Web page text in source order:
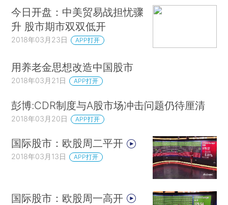
今日开盘：中美贸易战担忧骤
升 股市期市双双低开
2018年03月23日 APP打开
用养老金思想改造中国股市
2018年03月21日 APP打开
彭博:CDR制度与A股市场冲击问题仍待厘清
2018年03月20日 APP打开
国际股市：欧股周二平开
2018年03月13日 APP打开
国际股市：欧股周一高开